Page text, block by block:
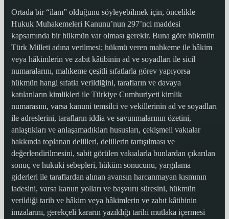
Ortada bir “ilam” olduğunu söyleyebilmek için, öncelikle
Hukuk Muhakemeleri Kanunu’nun 297’nci maddesi
kapsamında bir hükmün var olması gerekir. Buna göre hükmün
Türk Milleti adına verilmesi; hükmü veren mahkeme ile hâkim
veya hâkimlerin ve zabıt kâtibinin ad ve soyadları ile sicil
numaralarını, mahkeme çeşitli sıfatlarla görev yapıyorsa
hükmün hangi sıfatla verildiğini, tarafların ve davaya
katılanların kimlikleri ile Türkiye Cumhuriyeti kimlik
numarasını, varsa kanuni temsilci ve vekillerinin ad ve soyadları
ile adreslerini, tarafların iddia ve savunmalarının özetini,
anlaştıkları ve anlaşamadıkları hususları, çekişmeli vakıalar
hakkında toplanan delilleri, delillerin tartışılması ve
değerlendirilmesini, sabit görülen vakıalarla bunlardan çıkarılan
sonuç ve hukuki sebepleri, hüküm sonucunu, yargılama
giderleri ile taraflardan alınan avansın harcanmayan kısmının
iadesini, varsa kanun yolları ve başvuru süresini, hükmün
verildiği tarih ve hâkim veya hâkimlerin ve zabıt kâtibinin
imzalarını, gerekçeli kararın yazıldığı tarihi mutlaka içermesi